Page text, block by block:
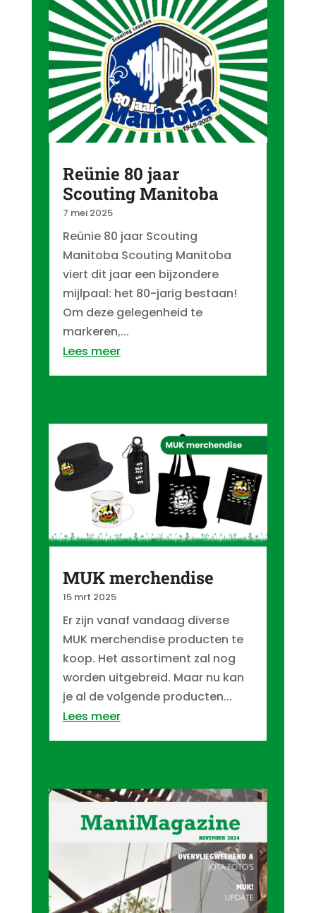
Reünie 80 jaar
Scouting Manitoba
7 mei 2025
Reünie 80 jaar Scouting
Manitoba Scouting Manitoba
viert dit jaar een bijzondere
mijlpaal: het 80-jarig bestaan!
Om deze gelegenheid te
markeren,...
Lees meer
MUK merchendise
15 mrt 2025
Er zijn vanaf vandaag diverse
MUK merchendise producten te
koop. Het assortiment zal nog
worden uitgebreid. Maar nu kan
je al de volgende producten...
Lees meer